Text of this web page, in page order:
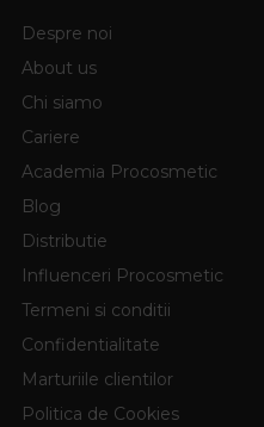
Despre noi
About us
Chi siamo
Cariere
Academia Procosmetic
Blog
Distributie
Influenceri Procosmetic
Termeni si conditii
Confidentialitate
Marturiile clientilor
Politica de Cookies